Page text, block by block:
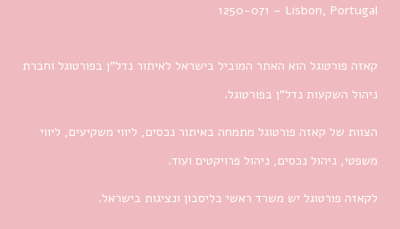
1250-071 – Lisbon, Portugal
קאזה פורטוגל הוא האתר המוביל בישראל לאיתור נדל”ן בפורטוגל וחברת
ניהול השקעות נדל”ן בפורטוגל.
הצוות של קאזה פורטוגל מתמחה באיתור נכסים, ליווי משקיעים, ליווי
משפטי, ניהול נכסים, ניהול פרויקטים ועוד.
לקאזה פורטוגל יש משרד ראשי בליסבון ונציגות בישראל.